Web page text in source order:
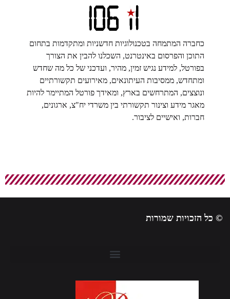
כחברה המתמחה בטכנולוגיות חדשניות ומתקדמות בתחום
התוכן והפרסום באינטרנט, השכלנו להבין את הצורך
בפורטל, למידע נגיש זמין, מהיר, ועדכני של כל מה שחדש
ומתחדש, ממסיבות העיתונאים, מאירועים תקשורתיים
ונוצצים, המתרחשים בארץ, ומאידך פורטל המתיימר להיות
מאגר מידע וצינור תקשורתי בין משרדי יח"צ, ארגונים,
חברות, ואישיים לציבור.
© כל הזכויות שמורות